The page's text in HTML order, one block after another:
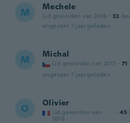
M Mechele
Lid geworden van 2016 · 32
ongeveer 7 jaar geleden
M Michal
Lid geworden van 2017 · 71
ongeveer 7 jaar geleden
O Olivier
Lid geworden van
2016
· 45